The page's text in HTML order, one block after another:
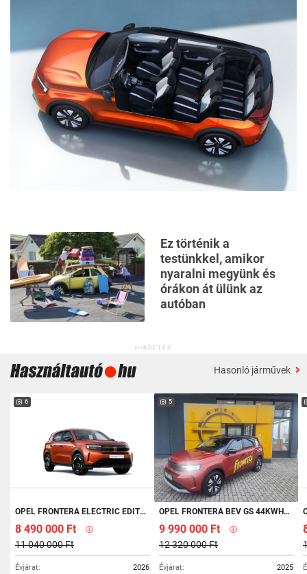
Ez történik a
testünkkel, amikor
nyaralni megyünk és
órákon át ülünk az
autóban
HIRDETÉS
Hasonló járművek
6
OPEL FRONTERA ELECTRIC EDITION
8 490 000 Ft
11 040 000 Ft
Évjárat:
2026
5
OPEL FRONTERA BEV GS 44KWH (AUTOMATA) TESZTAUTÓ KEDVEZMÉNNYEL!
9 990 000 Ft
12 320 000 Ft
Évjárat:
2025